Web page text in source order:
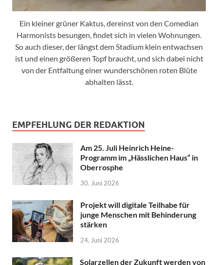
Ein kleiner grüner Kaktus, dereinst von den Comedian
Harmonists besungen, findet sich in vielen Wohnungen.
So auch dieser, der längst dem Stadium klein entwachsen
ist und einen größeren Topf braucht, und sich dabei nicht
von der Entfaltung einer wunderschönen roten Blüte
abhalten lässt.
EMPFEHLUNG DER REDAKTION
Am 25. Juli Heinrich Heine-
Programm im „Hässlichen Haus“ in
Oberrosphe
30. Juni 2026
Projekt will digitale Teilhabe für
junge Menschen mit Behinderung
stärken
24. Juni 2026
Solarzellen der Zukunft werden von